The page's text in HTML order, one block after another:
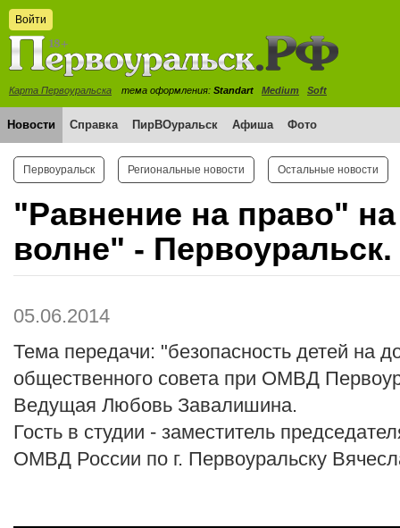
Войти
Карта Первоуральска тема оформления: Standart Medium Soft
Новости Справка ПирВОуральск Афиша Фото
Первоуральск Региональные новости Остальные новости
"Равнение на право"
волне" - Первоуральск.
05.06.2014
Тема передачи: "безопасность детей на
общественного совета при ОМВД
Ведущая Любовь Завалишина.
Гость в студии - заместитель
ОМВД России по г. Первоуральску